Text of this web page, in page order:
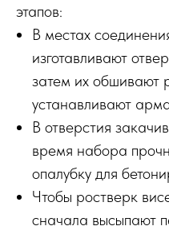
этапов:
В местах
изготавливают
затем их обшивают
устанавливают
В отверстия
время набора
опалубку для
Чтобы ростверк
сначала высыпают